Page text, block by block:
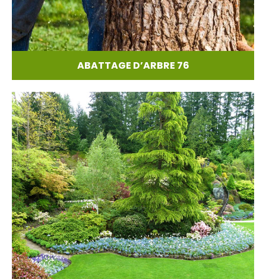
ABATTAGE D’ARBRE 76